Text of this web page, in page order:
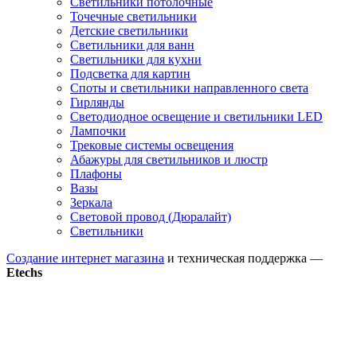
Точечные светильники
Детские светильники
Светильники для ванн
Светильники для кухни
Подсветка для картин
Споты и светильники направленного света
Гирлянды
Светодиодное освещение и светильники LED
Лампочки
Трековые системы освещения
Абажуры для светильников и люстр
Плафоны
Вазы
Зеркала
Световой провод (Дюралайт)
Светильники
Создание интернет магазина и техническая поддержка —
Etechs